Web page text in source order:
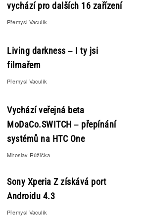
vychází pro dalších 16 zařízení
Přemysl Vaculík
Living darkness – I ty jsi
filmařem
Přemysl Vaculík
Vychází veřejná beta
MoDaCo.SWITCH – přepínání
systémů na HTC One
Miroslav Růžička
Sony Xperia Z získává port
Androidu 4.3
Přemysl Vaculík